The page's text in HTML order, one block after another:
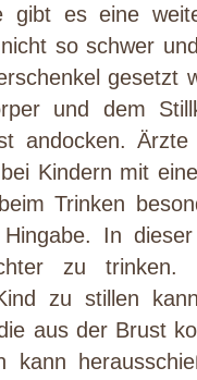
gibt es eine
so schwer
gesetzt
und dem
andocken. Ärzte
Kindern mit
Trinken
Hingabe. In
zu trinken.
zu stillen
aus der Brust
kann